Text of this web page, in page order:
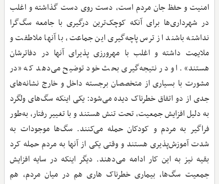
امنیت و حفظ جان مردم است، دست روی دست گذاشته و اغلب
در شهرداری‌ها برای آنکه کوچک‌ترین درگیری با جامعه سگ‌گرا
نداشته باشند از ترس پاچه‌گیری این جماعت، با آنها ملاطفت و
ملایمت داشته و اغلب با مهرورزی پذیرای آنها در دفاترشان
هستند». او در نتیجه‌گیری بحث خود توضیح می‌دهد که «در
مشورت با بسیاری از متخصصان برجسته داخل و خارج نشانه‌های
جدی از دو اتفاق خطرناک دیده می‌شود: یکی اینکه سگ‌های ولگرد
به دلیل افزایش جمعیت، تحت تنش هستند و با تغییر رفتار، به‌طور
فراگیر به مردم و کودکان حمله می‌کنند. سگ‌ها موجودات به
شدت آموزش‌پذیری هستند و وقتی یکی از آنها به مردم حمله کرد
بقیه نیز به این کار ادامه می‌دهند. دیگر اینکه در سایه افزایش
جمعیت سگ‌ها، بیماری خطرناک هاری هم در میان مردم، هم